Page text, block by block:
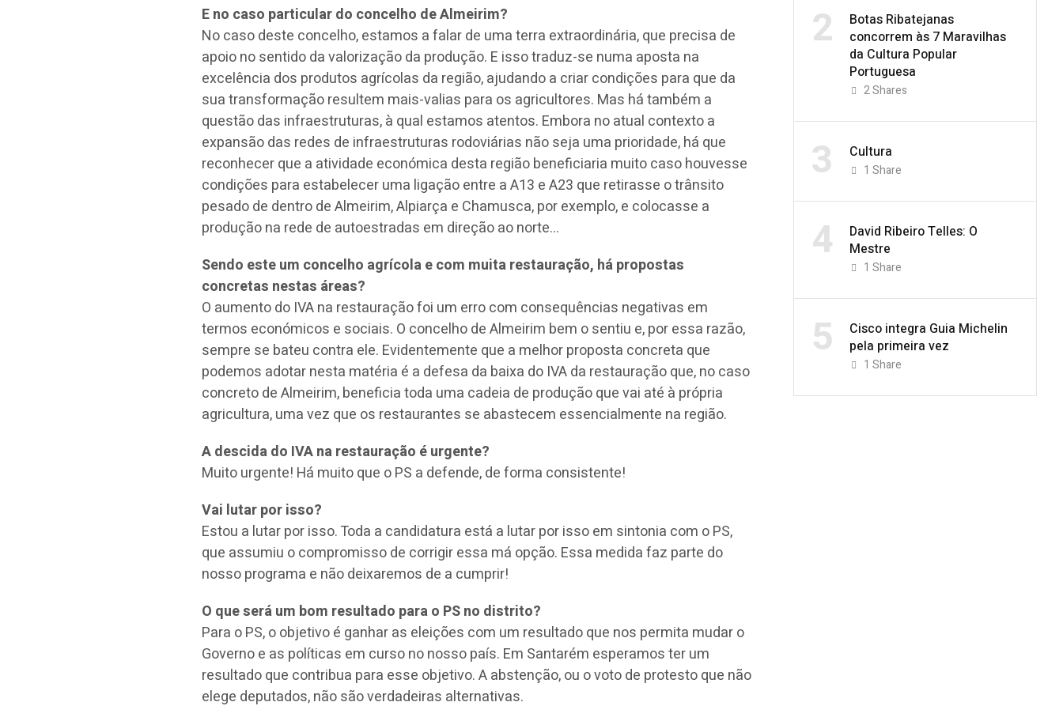
E no caso particular do concelho de Almeirim?
No caso deste concelho, estamos a falar de uma terra extraordinária, que precisa de
apoio no sentido da valorização da produção. E isso traduz-se numa aposta na
excelência dos produtos agrícolas da região, ajudando a criar condições para que da
sua transformação resultem mais-valias para os agricultores. Mas há também a
questão das infraestruturas, à qual estamos atentos. Embora no atual contexto a
expansão das redes de infraestruturas rodoviárias não seja uma prioridade, há que
reconhecer que a atividade económica desta região beneficiaria muito caso houvesse
condições para estabelecer uma ligação entre a A13 e A23 que retirasse o trânsito
pesado de dentro de Almeirim, Alpiarça e Chamusca, por exemplo, e colocasse a
produção na rede de autoestradas em direção ao norte…
Sendo este um concelho agrícola e com muita restauração, há propostas
concretas nestas áreas?
O aumento do IVA na restauração foi um erro com consequências negativas em
termos económicos e sociais. O concelho de Almeirim bem o sentiu e, por essa razão,
sempre se bateu contra ele. Evidentemente que a melhor proposta concreta que
podemos adotar nesta matéria é a defesa da baixa do IVA da restauração que, no caso
concreto de Almeirim, beneficia toda uma cadeia de produção que vai até à própria
agricultura, uma vez que os restaurantes se abastecem essencialmente na região.
A descida do IVA na restauração é urgente?
Muito urgente! Há muito que o PS a defende, de forma consistente!
Vai lutar por isso?
Estou a lutar por isso. Toda a candidatura está a lutar por isso em sintonia com o PS,
que assumiu o compromisso de corrigir essa má opção. Essa medida faz parte do
nosso programa e não deixaremos de a cumprir!
O que será um bom resultado para o PS no distrito?
Para o PS, o objetivo é ganhar as eleições com um resultado que nos permita mudar o
Governo e as políticas em curso no nosso país. Em Santarém esperamos ter um
resultado que contribua para esse objetivo. A abstenção, ou o voto de protesto que não
elege deputados, não são verdadeiras alternativas.
2
Botas Ribatejanas
concorrem às 7 Maravilhas
da Cultura Popular
Portuguesa
2Shares
3 Cultura
1 Share
4
David Ribeiro Telles: O
Mestre
1 Share
5
Cisco integra Guia Michelin
pela primeira vez
1 Share